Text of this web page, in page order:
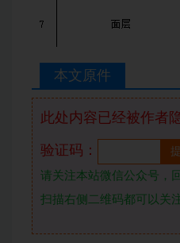
本文原件
此处内容已经被作者
验证码：
请关注本站微信公众号，
扫描右侧二维码都可以关